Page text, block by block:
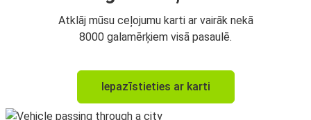
Atklāj mūsu ceļojumu karti ar vairāk nekā
8000 galamērķiem visā pasaulē.
Iepazīstieties ar karti